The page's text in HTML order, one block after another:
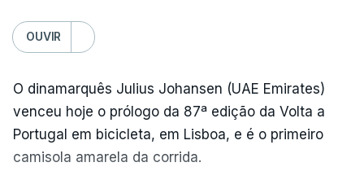
OUVIR
O dinamarquês Julius Johansen (UAE Emirates)
venceu hoje o prólogo da 87ª edição da Volta a
Portugal em bicicleta, em Lisboa, e é o primeiro
camisola amarela da corrida.